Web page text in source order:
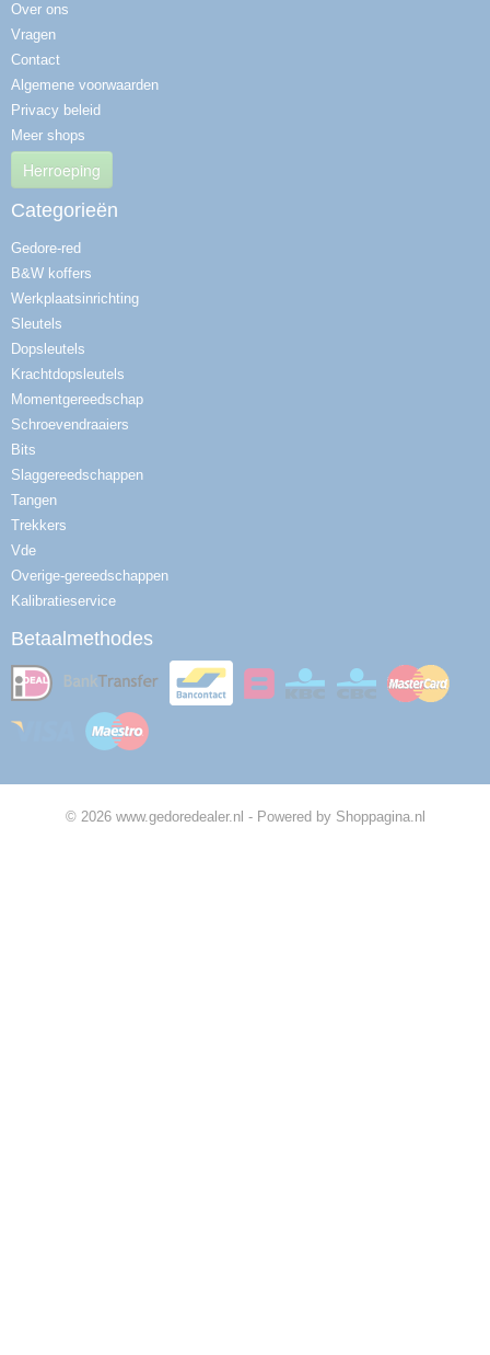
Over ons
Vragen
Contact
Algemene voorwaarden
Privacy beleid
Meer shops
Herroeping
Categorieën
Gedore-red
B&W koffers
Werkplaatsinrichting
Sleutels
Dopsleutels
Krachtdopsleutels
Momentgereedschap
Schroevendraaiers
Bits
Slaggereedschappen
Tangen
Trekkers
Vde
Overige-gereedschappen
Kalibratieservice
Betaalmethodes
© 2026 www.gedoredealer.nl - Powered by Shoppagina.nl